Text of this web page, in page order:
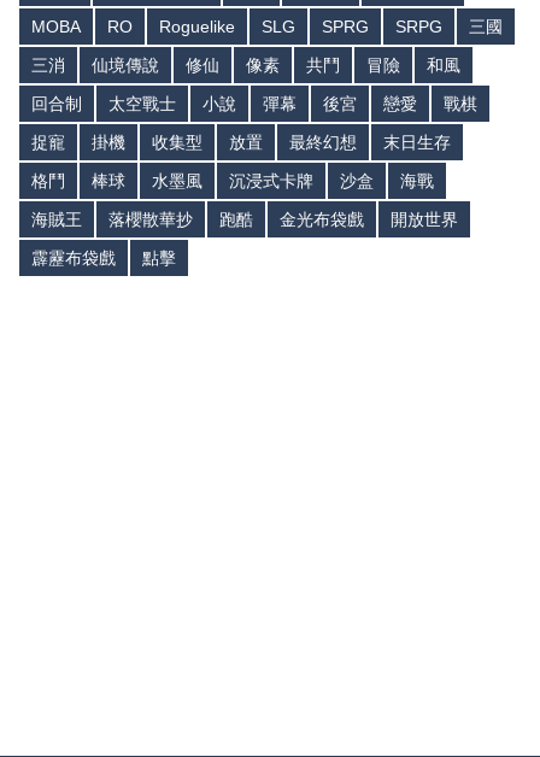
MOBA
RO Roguelike SLG SPRG SRPG
三國
三消
仙境傳說 修仙 像素 共鬥 冒險
和風
回合制
太空戰士 小說 彈幕 後宮 戀愛
戰棋
捉寵
掛機 收集型 放置 最終幻想
末日生存
格鬥
棒球 水墨風 沉浸式卡牌 沙盒
海戰
海賊王
落櫻散華抄 跑酷 金光布袋戲
開放世界
霹靂布袋戲
點擊